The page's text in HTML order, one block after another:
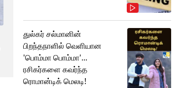
துல்கர் சல்மானின்
பிறந்தநாளில் வெளியான
'பொம்மா பொம்மா'...
ரசிகர்களை கவர்ந்த
ரொமான்டிக் மெலடி!